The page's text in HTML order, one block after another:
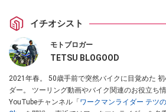
イチオシスト
モトブロガー
TETSU BLOGOOD
2021年春。 50歳手前で突然バイクに目覚めた 初心者アラフィフライ
ダー。 ツーリング動画やバイク関連のお役立ち情報発信を行う為、
YouTubeチャンネル「 ワークマンライダー テツ